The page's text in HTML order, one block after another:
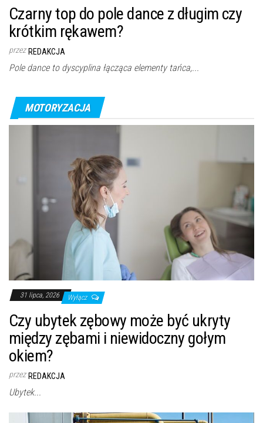
Czarny top do pole dance z długim czy
krótkim rękawem?
przez REDAKCJA
Pole dance to dyscyplina łącząca elementy tańca,...
MOTORYZACJA
31 lipca, 2026 Wyłącz
Czy ubytek zębowy może być ukryty
między zębami i niewidoczny gołym
okiem?
przez REDAKCJA
Ubytek...